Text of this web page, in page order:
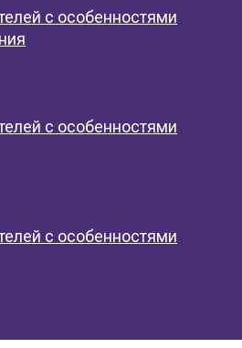
с особенностями
с особенностями
с особенностями